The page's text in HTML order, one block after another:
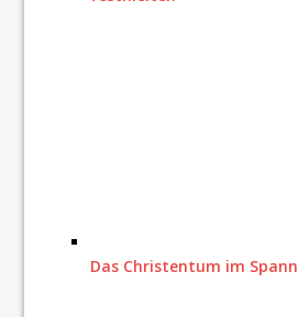
Das Christentum im